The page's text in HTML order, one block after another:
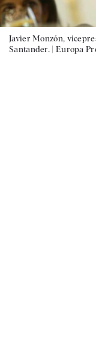
Javier Monzón,
Santander. | Europa